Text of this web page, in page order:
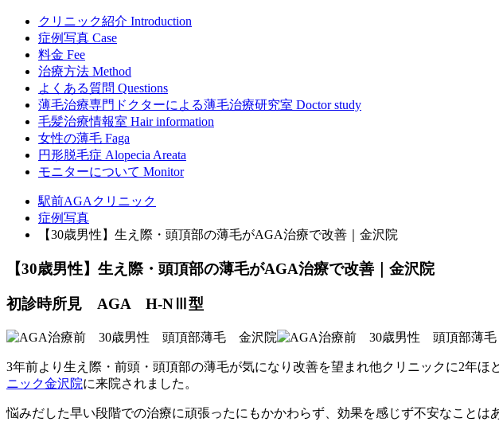
クリニック紹介 Introduction
症例写真 Case
料金 Fee
治療方法 Method
よくある質問 Questions
薄毛治療専門ドクターによる薄毛治療研究室 Doctor study
毛髪治療情報室 Hair information
女性の薄毛 Faga
円形脱毛症 Alopecia Areata
モニターについて Monitor
駅前AGAクリニック
症例写真
【30歳男性】生え際・頭頂部の薄毛がAGA治療で改善｜金沢院
【30歳男性】生え際・頭頂部の薄毛がAGA治療で改善｜金沢院
初診時所見 AGA H-NⅢ型
3年前より生え際・前頭・頭頂部の薄毛が気になり改善を望まれ他クリニックに2年
ニック金沢院に来院されました。
悩みだした早い段階での治療に頑張ったにもかかわらず、効果を感じず不安なことは